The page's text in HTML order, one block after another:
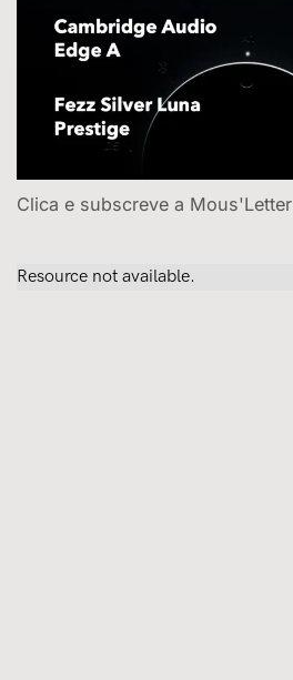
Clica e subscreve a Mous'Letter